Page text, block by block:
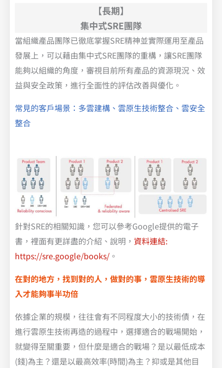
【長期】
集中式SRE團隊
當組織產品團隊已徹底掌握SRE精神並實際運用至產品
發展上，可以藉由集中式SRE團隊的重構，讓SRE團隊
能夠以組織的角度，審視目前所有產品的資源現況、效
益與安全政策，進行全面性的評估改善與優化。
常見的客戶場景：多雲建構、雲原生技術整合、雲安全
整合
針對SRE的相關知識，您可以參考Google提供的電子
書，裡面有更詳盡的介紹、說明， 資料連結:
https://sre.google/books/ 。
在對的地方，找到對的人，做對的事，雲原生技術的導
入才能夠事半功倍
依據企業的規模，往往會有不同程度大小的技術債，在
進行雲原生技術再造的過程中，選擇適合的戰場開始，
就變得至關重要，但什麼是適合的戰場？是以最低成本
(錢)為主？還是以最高效率(時間)為主？抑或是其他目